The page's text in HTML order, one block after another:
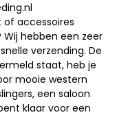
accessoires
hebben een zeer
verzending. De
staat, heb je
mooie western
een saloon
klaar voor een